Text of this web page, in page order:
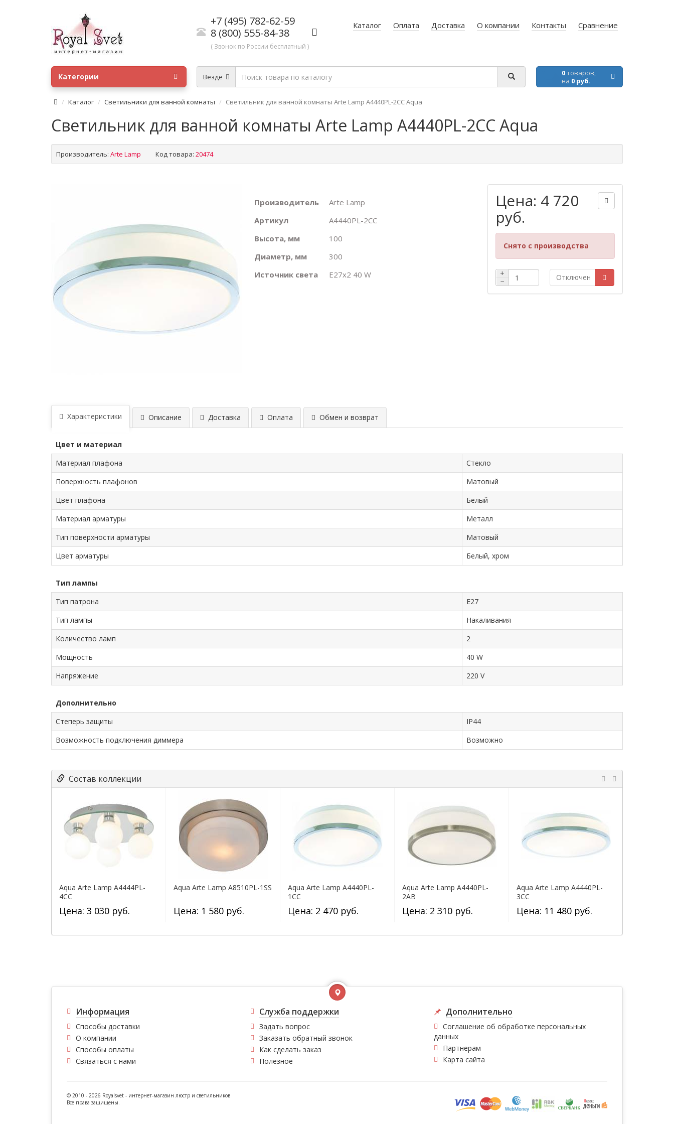
+7 (495) 782-62-59
8 (800) 555-84-38
( Звонок по России бесплатный )
Каталог Оплата Доставка О компании Контакты Сравнение
Везде 0товаров,
на 0 руб.
Категории
Каталог Светильники для ванной комнаты Светильник для ванной комнаты Arte Lamp A4440PL-2CC Aqua
Светильник для ванной комнаты Arte Lamp A4440PL-2CC Aqua
Производитель: Arte Lamp Код товара: 20474
Производитель
Arte Lamp
Артикул
A4440PL-2CC
Высота, мм
100
Диаметр, мм
300
Источник света
E27х2 40 W
Цена: 4 720
руб.
Снято с производства
+
−
Отключен
Характеристики Описание Доставка Оплата Обмен и возврат
Цвет и материал
Материал плафона
Стекло
Поверхность плафонов
Матовый
Цвет плафона
Белый
Материал арматуры
Металл
Тип поверхности арматуры
Матовый
Цвет арматуры
Белый, хром
Тип лампы
Тип патрона
E27
Тип лампы
Накаливания
Количество ламп
2
Мощность
40 W
Напряжение
220 V
Дополнительно
Степерь защиты
IP44
Возможность подключения диммера
Возможно
Состав коллекции
Aqua Arte Lamp A4444PL-
4CC
Цена: 3 030 руб.
Aqua Arte Lamp A8510PL-1SS
Цена: 1 580 руб.
Aqua Arte Lamp A4440PL-
1CC
Цена: 2 470 руб.
Aqua Arte Lamp A4440PL-
2AB
Цена: 2 310 руб.
Aqua Arte Lamp A4440PL-
3CC
Цена: 11 480 руб.
Информация
Способы доставки
О компании
Способы оплаты
Связаться с нами
Служба поддержки
Задать вопрос
Заказать обратный звонок
Как сделать заказ
Полезное
Дополнительно
Соглашение об обработке персональных
данных
Партнерам
Карта сайта
© 2010 - 2026 Royalsvet - интернет-магазин люстр и светильников
Все права защищены.